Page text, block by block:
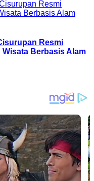
Resmi
Berbasis Alam